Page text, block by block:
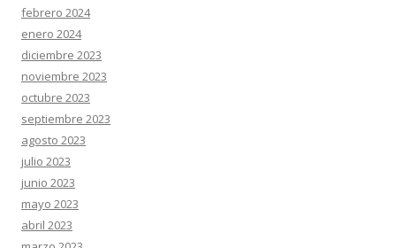
febrero 2024
enero 2024
diciembre 2023
noviembre 2023
octubre 2023
septiembre 2023
agosto 2023
julio 2023
junio 2023
mayo 2023
abril 2023